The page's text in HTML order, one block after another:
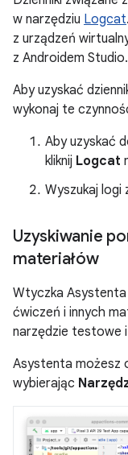
w narzędziu Logcat
z urządzeń
z Androidem Studio.
Aby uzyskać
wykonaj te
Aby uzyskać
kliknij Logcat
Wyszukaj logi
Uzyskiwanie
materiałów
Wtyczka Asystenta
ćwiczeń i innych
narzędzie testowe
Asystenta możesz
wybierając